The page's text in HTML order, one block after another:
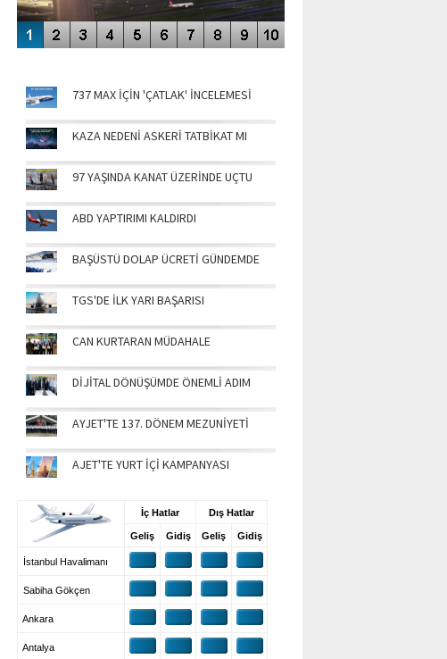
737 MAX İÇİN 'ÇATLAK' İNCELEMESİ
KAZA NEDENİ ASKERİ TATBİKAT MI
97 YAŞINDA KANAT ÜZERİNDE UÇTU
ABD YAPTIRIMI KALDIRDI
BAŞÜSTÜ DOLAP ÜCRETİ GÜNDEMDE
TGS'DE İLK YARI BAŞARISI
CAN KURTARAN MÜDAHALE
DİJİTAL DÖNÜŞÜMDE ÖNEMLİ ADIM
AYJET'TE 137. DÖNEM MEZUNİYETİ
AJET'TE YURT İÇİ KAMPANYASI
İç Hatlar Dış Hatlar
Geliş Gidiş Geliş Gidiş
İstanbul Havalimanı
Sabiha Gökçen
Ankara
Antalya